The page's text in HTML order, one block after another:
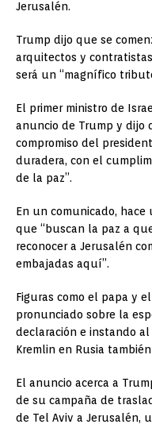
Jerusalén.
Trump dijo que se
arquitectos y
será un “magnífico
El primer ministro de
anuncio de Trump y dijo
compromiso del
duradera, con el
de la paz”.
En un comunicado,
que “buscan la paz a
reconocer a Jerusalén
embajadas aquí”.
Figuras como el papa y
pronunciado sobre la
declaración e instando
Kremlin en Rusia
El anuncio acerca a
de su campaña de
de Tel Aviv a Jerusalén,